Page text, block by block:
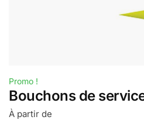
Promo !
Bouchons de
À partir de